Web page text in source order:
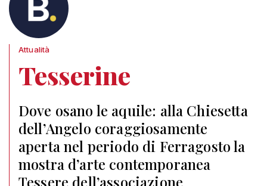
Attualità
Tesserine
Dove osano le aquile: alla Chiesetta
dell’Angelo coraggiosamente
aperta nel periodo di Ferragosto la
mostra d’arte contemporanea
Tessere dell’associazione